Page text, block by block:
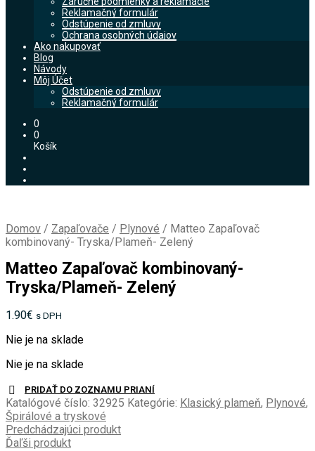
Reklamačný formulár
Odstúpenie od zmluvy
Ochrana osobných údajov
Ako nakupovať
Blog
Návody
Môj Účet
Odstúpenie od zmluvy
Reklamačný formulár
0
0
Košík
Domov / Zapaľovače / Plynové / Matteo Zapaľovač
kombinovaný- Tryska/Plameň- Zelený
Matteo Zapaľovač kombinovaný-
Tryska/Plameň- Zelený
1.90€ s DPH
Nie je na sklade
Nie je na sklade
PRIDAŤ DO ZOZNAMU PRIANÍ
Katalógové číslo: 32925 Kategórie: Klasický plameň, Plynové,
Špirálové a tryskové
Predchádzajúci produkt
Ďaľši produkt